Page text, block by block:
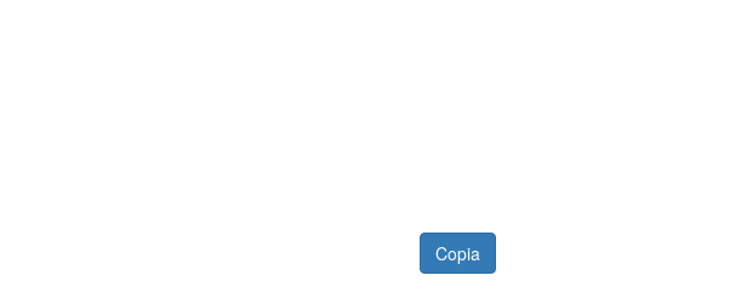
Copia